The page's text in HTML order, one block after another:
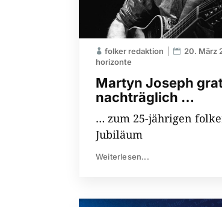
Martyn Joseph
nachträglich …
folker redaktion
20. März
horizonte
… zum 25-jährigen
Jubiläum
Weiterlesen...